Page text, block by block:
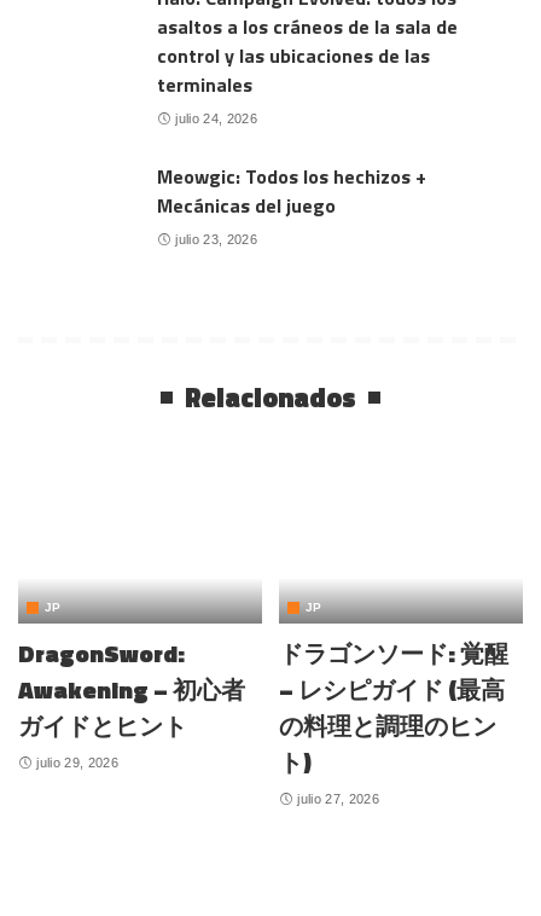
asaltos a los cráneos de la sala de
control y las ubicaciones de las
terminales
julio 24, 2026
Meowgic: Todos los hechizos +
Mecánicas del juego
julio 23, 2026
Relacionados
JP
DragonSword:
Awakening – 初心者
ガイドとヒント
julio 29, 2026
JP
ドラゴンソード: 覚醒
– レシピガイド (最高
の料理と調理のヒン
ト)
julio 27, 2026